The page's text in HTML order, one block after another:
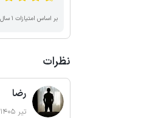
بر اساس امتیازات ۱ سال اخیر
نظرات
رضا
تیر 1405